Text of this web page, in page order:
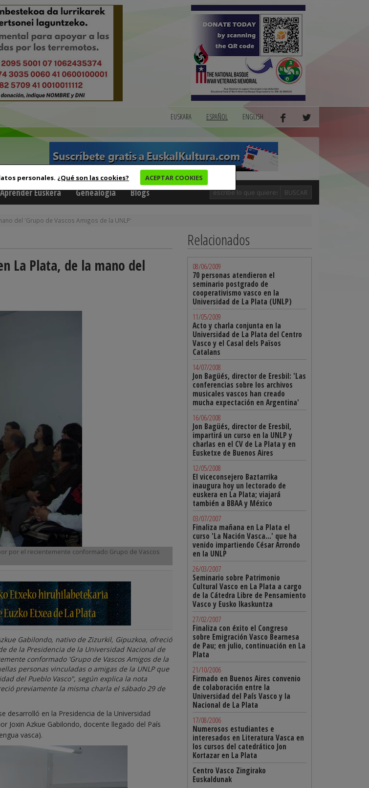
personales. ¿Qué son las cookies? ACEPTAR COOKIES
EUSKARA ESPAÑOL ENGLISH
Aprender Euskera Genealogía Blogs BUSCAR
del 'Grupo de Vascos Amigos de la UNLP'
La Plata, de la mano del
por el recientemente conformado Grupo de Vascos
Gabilondo, nativo de Zizurkil, Gipuzkoa, ofreció
de la Presidencia de la Universidad Nacional de
conformado 'Grupo de Vascos Amigos de la
personas vinculadas o amigas de la UNLP que
del Pueblo Vasco", según explica la nota
previamente la misma charla el sábado 29 de
desarrolló en la Presidencia de la Universidad
Joxin Azkue Gabilondo, docente llegado del País
vasca).
Relacionados
08/06/2009
70 personas atendieron el
seminario postgrado de
cooperativismo vasco en la
Universidad de La Plata (UNLP)
11/05/2009
Acto y charla conjunta en la
Universidad de La Plata del Centro
Vasco y el Casal dels Països
Catalans
14/07/2008
Jon Bagüés, director de Eresbil: 'Las
conferencias sobre los archivos
musicales vascos han creado
mucha expectación en Argentina'
16/06/2008
Jon Bagüés, director de Eresbil,
impartirá un curso en la UNLP y
charlas en el CV de La Plata y en
Eusketxe de Buenos Aires
12/05/2008
El viceconsejero Baztarrika
inaugura hoy un lectorado de
euskera en La Plata; viajará
también a BBAA y México
03/07/2007
Finaliza mañana en La Plata el
curso 'La Nación Vasca...' que ha
venido impartiendo César Arrondo
en la UNLP
26/03/2007
Seminario sobre Patrimonio
Cultural Vasco en La Plata a cargo
de la Cátedra Libre de Pensamiento
Vasco y Eusko Ikaskuntza
27/02/2007
Finaliza con éxito el Congreso
sobre Emigración Vasco Bearnesa
de Pau; en julio, continuación en La
Plata
21/10/2006
Firmado en Buenos Aires convenio
de colaboración entre la
Universidad del País Vasco y la
Nacional de La Plata
17/08/2006
Numerosos estudiantes e
interesados en Literatura Vasca en
los cursos del catedrático Jon
Kortazar en La Plata
Centro Vasco Zingirako
Euskaldunak